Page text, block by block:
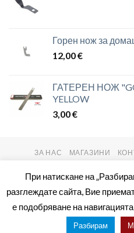
Горен нож за
12,00€
ГАТЕРЕН НОЖ
YELLOW
3,00€
ЗА НАС МАГАЗИНИ
При натискане на
разглеждате сайта, Вие
е подобряване на
Разбирам